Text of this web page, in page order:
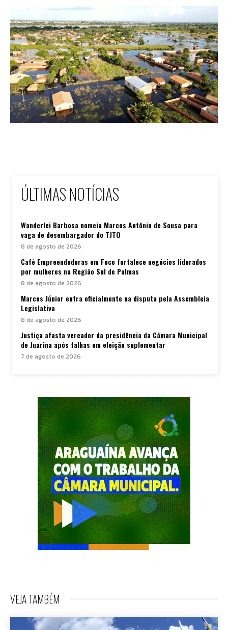
ÚLTIMAS NOTÍCIAS
Wanderlei Barbosa nomeia Marcos Antônio de Sousa para
vaga de desembargador do TJTO
8 de agosto de 2026
Café Empreendedoras em Foco fortalece negócios liderados
por mulheres na Região Sul de Palmas
8 de agosto de 2026
Marcos Júnior entra oficialmente na disputa pela Assembleia
Legislativa
8 de agosto de 2026
Justiça afasta vereador da presidência da Câmara Municipal
de Juarina após falhas em eleição suplementar
7 de agosto de 2026
VEJA TAMBÉM